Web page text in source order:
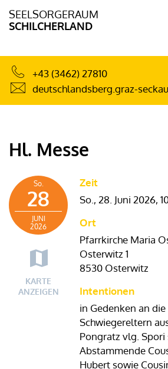
SEELSORGERAUM
SCHILCHERLAND
+43 (3462) 27810
deutschlandsberg.graz-
Hl. Messe
So.
28
JUNI
2026
KARTE
ANZEIGEN
Zeit
So., 28. Juni 2026,
Ort
Pfarrkirche Maria
Osterwitz 1
8530 Osterwitz
Intentionen
in Gedenken an die
Schwiegereltern
Pongratz vlg. Spori
Abstammende
Hubert sowie